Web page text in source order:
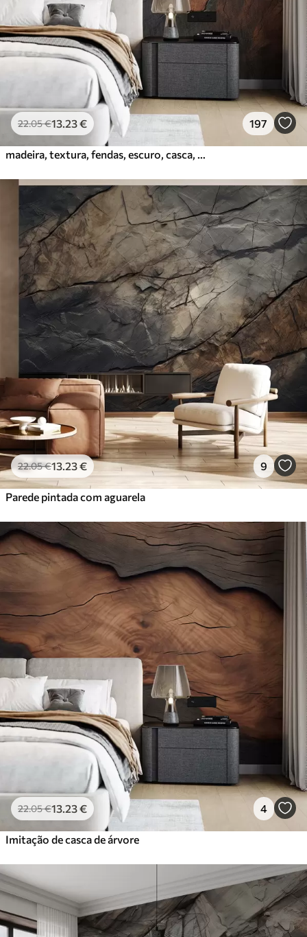
Vinil Premium
65.0039.00€/m²
Peel and Stick
81.6749.00€/m²
22.05€13 .23€ 197
22.05€13 .23€ 9
Parede pintada com aguarela
22.05€13 .23€ 4
Imitação de casca de árvore